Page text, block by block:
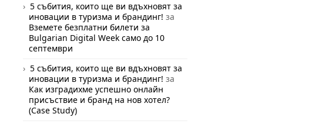
5 събития, които ще ви вдъхновят за
иновации в туризма и брандинг! за
Вземете безплатни билети за
Bulgarian Digital Week само до 10
септември
5 събития, които ще ви вдъхновят за
иновации в туризма и брандинг! за
Как изградихме успешно онлайн
присъствие и бранд на нов хотел?
(Case Study)